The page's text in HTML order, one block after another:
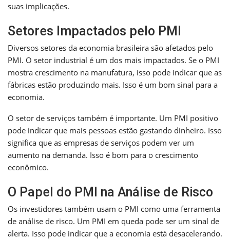
suas implicações.
Setores Impactados pelo PMI
Diversos setores da economia brasileira são afetados pelo
PMI. O setor industrial é um dos mais impactados. Se o PMI
mostra crescimento na manufatura, isso pode indicar que as
fábricas estão produzindo mais. Isso é um bom sinal para a
economia.
O setor de serviços também é importante. Um PMI positivo
pode indicar que mais pessoas estão gastando dinheiro. Isso
significa que as empresas de serviços podem ver um
aumento na demanda. Isso é bom para o crescimento
econômico.
O Papel do PMI na Análise de Risco
Os investidores também usam o PMI como uma ferramenta
de análise de risco. Um PMI em queda pode ser um sinal de
alerta. Isso pode indicar que a economia está desacelerando.